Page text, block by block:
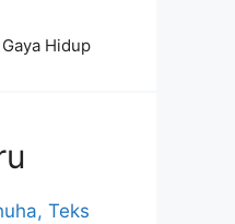
Gaya Hidup
Teks